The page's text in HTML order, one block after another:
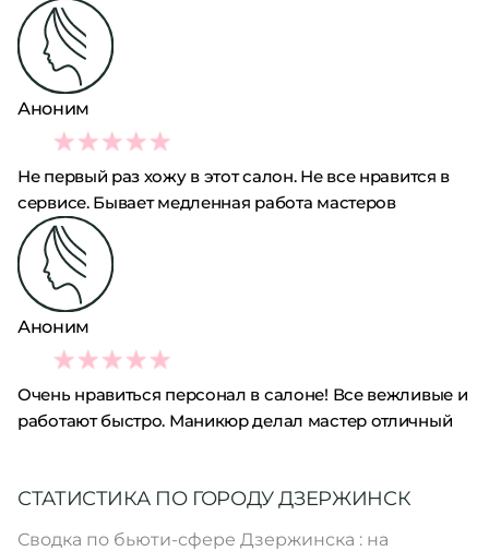
Аноним
3
Не первый раз хожу в этот салон. Не все нравится в
сервисе. Бывает медленная работа мастеров
Аноним
4
Очень нравиться персонал в салоне! Все вежливые и
работают быстро. Маникюр делал мастер отличный
СТАТИСТИКА ПО ГОРОДУ ДЗЕРЖИНСК
Сводка по бьюти-сфере Дзержинска : на